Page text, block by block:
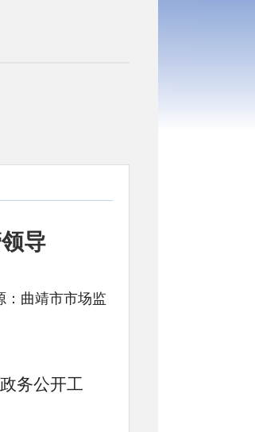
导
曲靖市市场监
务公开工